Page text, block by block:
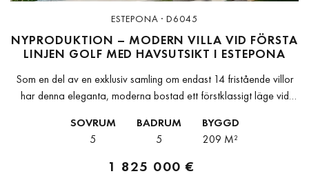
ESTEPONA · D6045
NYPRODUKTION – MODERN VILLA VID FÖRSTA
LINJEN GOLF MED HAVSUTSIKT I ESTEPONA
Som en del av en exklusiv samling om endast 14 fristående villor
har denna eleganta, moderna bostad ett förstklassigt läge vid
SOVRUM
5
BADRUM
5
BYGGD
209 M²
1 825 000 €